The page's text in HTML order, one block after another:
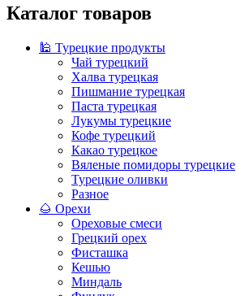
Каталог товаров
🕌 Турецкие продукты
Чай турецкий
Халва турецкая
Пишмание турецкая
Паста турецкая
Лукумы турецкие
Кофе турецкий
Какао турецкое
Вяленые помидоры турецкие
Турецкие оливки
Разное
🌰 Орехи
Ореховые смеси
Грецкий орех
Фисташка
Кешью
Миндаль